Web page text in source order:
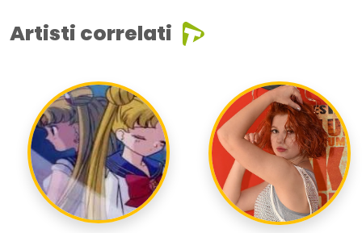
Artisti correlati